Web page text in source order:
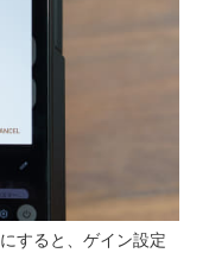
すると、ゲイン設定